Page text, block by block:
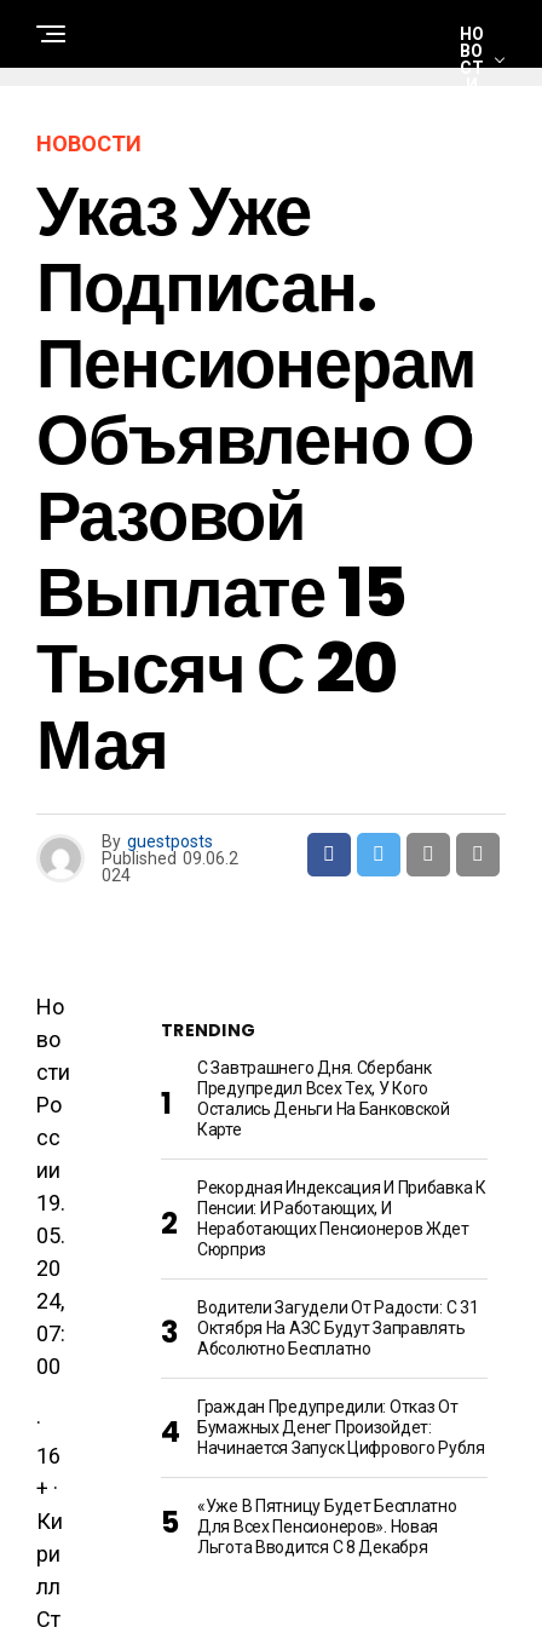
НО
ВО
СТ
Р
М
О
НОВОСТИ
Указ Уже
Подписан.
Пенсионерам
Объявлено О
Разовой
Выплате 15
Тысяч С 20
Мая
By guestposts
Published 09.06.2
024
Но
во
сти
Ро
сс
ии
19.
05.
20
24,
07:
00
·
16
+ ·
Ки
ри
лл
Ст
TRENDING
С Завтрашнего Дня. Сбербанк
Предупредил Всех Тех, У Кого
Остались Деньги На Банковской
Карте
Рекордная Индексация И Прибавка К
Пенсии: И Работающих, И
Неработающих Пенсионеров Ждет
Сюрприз
Водители Загудели От Радости: С 31
Октября На АЗС Будут Заправлять
Абсолютно Бесплатно
Граждан Предупредили: Отказ От
Бумажных Денег Произойдет:
Начинается Запуск Цифрового Рубля
«Уже В Пятницу Будет Бесплатно
Для Всех Пенсионеров». Новая
Льгота Вводится С 8 Декабря